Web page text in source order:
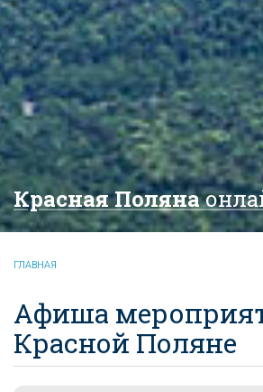
Красная Поляна
ГЛАВНАЯ
Афиша
Красной Поляне